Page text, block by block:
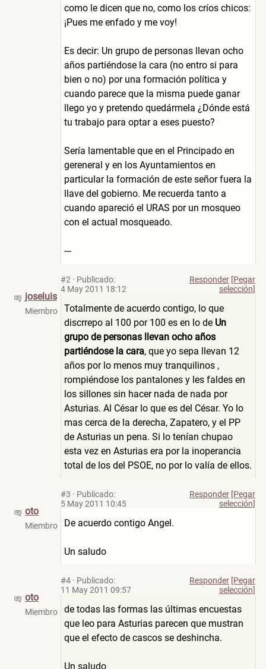
como le dicen que no, como los críos chicos:
¡Pues me enfado y me voy!
Es decir: Un grupo de personas llevan ocho
años partiéndose la cara (no entro si para
bien o no) por una formación política y
cuando parece que la misma puede ganar
llego yo y pretendo quedármela ¿Dónde está
tu trabajo para optar a eses puesto?
Sería lamentable que en el Principado en
gereneral y en los Ayuntamientos en
particular la formación de este señor fuera la
llave del gobierno. Me recuerda tanto a
cuando apareció el URAS por un mosqueo
con el actual mosqueado.
---
joseluis
Miembro
#2 · Publicado:
4 May 2011 18:12
Responder [Pegar
selección]
Totalmente de acuerdo contigo, lo que
discrrepo al 100 por 100 es en lo de Un
grupo de personas llevan ocho años
partiéndose la cara, que yo sepa llevan 12
años por lo menos muy tranquilinos ,
rompiéndose los pantalones y les faldes en
los sillones sin hacer nada de nada por
Asturias. Al César lo que es del César. Yo lo
mas cerca de la derecha, Zapatero, y el PP
de Asturias un pena. Si lo tenían chupao
esta vez en Asturias era por la inoperancia
total de los del PSOE, no por lo valía de ellos.
oto
Miembro
#3 · Publicado:
5 May 2011 10:45
Responder [Pegar
selección]
De acuerdo contigo Angel.
Un saludo
oto
Miembro
#4 · Publicado:
11 May 2011 09:57
Responder [Pegar
selección]
de todas las formas las últimas encuestas
que leo para Asturias parecen que mustran
que el efecto de cascos se deshincha.
Un saludo